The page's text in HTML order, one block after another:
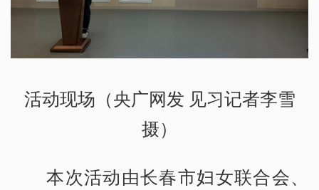
活动现场（央广网发 见习记者李雪
摄）
本次活动由长春市妇女联合会、